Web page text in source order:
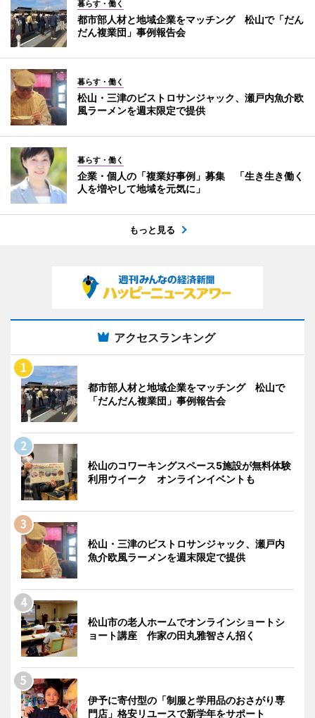
暮らす・働く
都市部人材と地域企業をマッチング 松山で「だん
だん複業団」事例報告会
暮らす・働く
松山・三津のビストロサンジャック、瀬戸内魚介欧
風ラーメンを週末限定で提供
暮らす・働く
企業・個人の「複業好事例」募集 「生き生き働く
人を増やして地域を元気に」
もっと見る
アクセスランキング
都市部人材と地域企業をマッチング 松山で
「だんだん複業団」事例報告会
松山のコワーキングスペース5施設が無料体験
利用ウイーク オンラインイベントも
松山・三津のビストロサンジャック、瀬戸内
魚介欧風ラーメンを週末限定で提供
松山市の老人ホームでオンラインショートシ
ョート講座 作家の田丸雅智さん招く
伊予に寄付型の「制服と学用品のおさがり専
門店」格安リユースで新学年をサポート